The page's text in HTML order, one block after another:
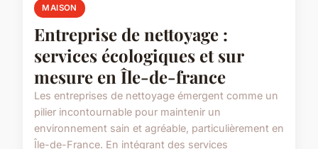
MAISON
Entreprise de nettoyage :
services écologiques et sur
mesure en Île-de-france
Les entreprises de nettoyage émergent comme un
pilier incontournable pour maintenir un
environnement sain et agréable, particulièrement en
Île-de-France. En intégrant des services